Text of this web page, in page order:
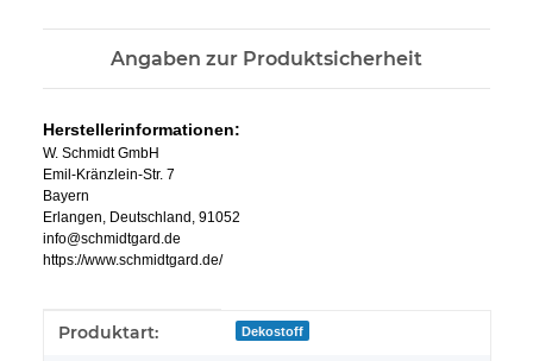
Angaben zur Produktsicherheit
Herstellerinformationen:
W. Schmidt GmbH
Emil-Kränzlein-Str. 7
Bayern
Erlangen, Deutschland, 91052
info@schmidtgard.de
https://www.schmidtgard.de/
Produkteigenschaft
Wert
Produktart: Dekostoff